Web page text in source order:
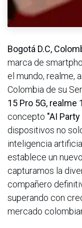
Bogotá D.C,
marca de
el mundo, realme,
Colombia de su
15 Pro 5G, realme
concepto "AI
dispositivos no
inteligencia
establece un
capturamos la
compañero
superando con
mercado